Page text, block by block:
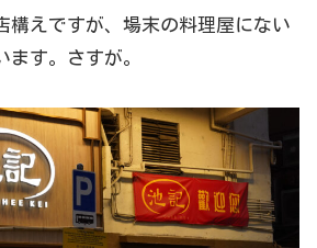
構えですが、場末の料理屋にない
す。さすが。